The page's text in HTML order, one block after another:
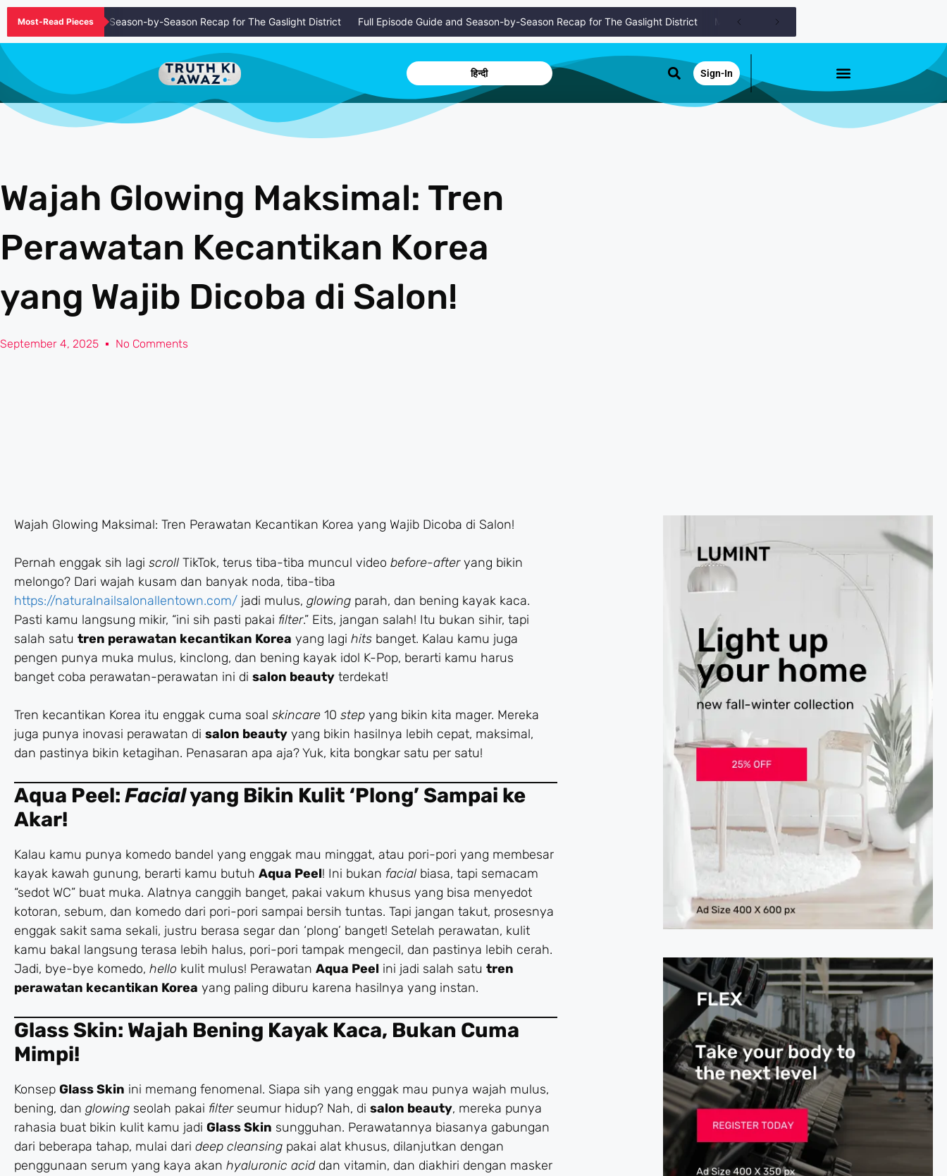
Most-Read Pieces
Episode Guide and Season-by-Season Recap for The Gaslight District Full Episode Guide and Season-by-Season Recap for The Gaslight District Murder Drones Characters Meet the Cast of the
हिन्दी Sign-In
Wajah Glowing Maksimal: Tren
Perawatan Kecantikan Korea
yang Wajib Dicoba di Salon!
September 4, 2025 No Comments
Wajah Glowing Maksimal: Tren Perawatan Kecantikan Korea yang Wajib Dicoba di Salon!
Pernah enggak sih lagi scroll TikTok, terus tiba-tiba muncul video before-afteryang bikin
melongo? Dari wajah kusam dan banyak noda, tiba-tiba
https://naturalnailsalonallentown.com/ jadi mulus, glowing parah, dan bening kayak kaca.
Pasti kamu langsung mikir, “ini sih pasti pakai filter.” Eits, jangan salah! Itu bukan sihir, tapi
salah satu tren perawatan kecantikan Korea yang lagi hits banget. Kalau kamu juga
pengen punya muka mulus, kinclong, dan bening kayak idol K-Pop, berarti kamu harus
banget coba perawatan-perawatan ini di salon beauty terdekat!
Tren kecantikan Korea itu enggak cuma soal skincare 10 step yang bikin kita mager. Mereka
juga punya inovasi perawatan di salon beauty yang bikin hasilnya lebih cepat, maksimal,
dan pastinya bikin ketagihan. Penasaran apa aja? Yuk, kita bongkar satu per satu!
Aqua Peel: Facialyang Bikin Kulit ‘Plong’ Sampai ke
Akar!
Kalau kamu punya komedo bandel yang enggak mau minggat, atau pori-pori yang membesar
kayak kawah gunung, berarti kamu butuh Aqua Peel! Ini bukan facial biasa, tapi semacam
“sedot WC” buat muka. Alatnya canggih banget, pakai vakum khusus yang bisa menyedot
kotoran, sebum, dan komedo dari pori-pori sampai bersih tuntas. Tapi jangan takut, prosesnya
enggak sakit sama sekali, justru berasa segar dan ‘plong’ banget! Setelah perawatan, kulit
kamu bakal langsung terasa lebih halus, pori-pori tampak mengecil, dan pastinya lebih cerah.
Jadi, bye-bye komedo, hello kulit mulus! Perawatan Aqua Peel ini jadi salah satu tren
perawatan kecantikan Korea yang paling diburu karena hasilnya yang instan.
Glass Skin: Wajah Bening Kayak Kaca, Bukan Cuma
Mimpi!
Konsep Glass Skin ini memang fenomenal. Siapa sih yang enggak mau punya wajah mulus,
bening, dan glowing seolah pakai filterseumur hidup? Nah, di salon beauty, mereka punya
rahasia buat bikin kulit kamu jadi Glass Skin sungguhan. Perawatannya biasanya gabungan
dari beberapa tahap, mulai dari deep cleansing pakai alat khusus, dilanjutkan dengan
penggunaan serum yang kaya akan hyaluronic aciddan vitamin, dan diakhiri dengan masker